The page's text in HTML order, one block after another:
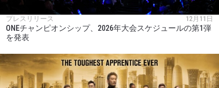
プレスリリース 12月11日
ONEチャンピオンシップ、2026年大会スケジュールの第1弾
を発表